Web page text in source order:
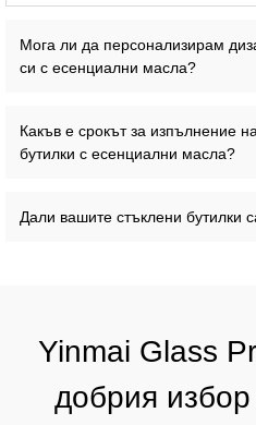
Мога ли да персонализирам
си с есенциални масла?
Какъв е срокът за изпълнение
бутилки с есенциални масла?
Дали вашите стъклени бутилки
Yinmai Glass
добрия избор